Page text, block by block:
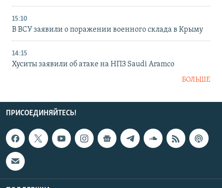
15:10
В ВСУ заявили о поражении военного склада в Крыму
14:15
Хуситы заявили об атаке на НПЗ Saudi Aramco
БОЛЬШЕ
ПРИСОЕДИНЯЙТЕСЬ!